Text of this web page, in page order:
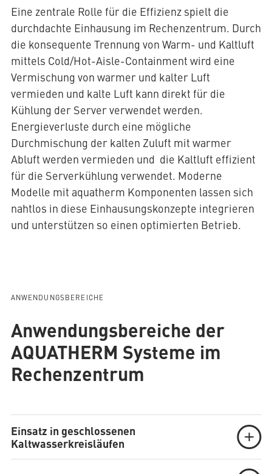
Eine zentrale Rolle für die Effizienz spielt die
durchdachte Einhausung im Rechenzentrum. Durch
die konsequente Trennung von Warm- und Kaltluft
mittels Cold/Hot-Aisle-Containment wird eine
Vermischung von warmer und kalter Luft
vermieden und kalte Luft kann direkt für die
Kühlung der Server verwendet werden.
Energieverluste durch eine mögliche
Durchmischung der kalten Zuluft mit warmer
Abluft werden vermieden und die Kaltluft effizient
für die Serverkühlung verwendet. Moderne
Modelle mit aquatherm Komponenten lassen sich
nahtlos in diese Einhausungskonzepte integrieren
und unterstützen so einen optimierten Betrieb.
ANWENDUNGSBEREICHE
Anwendungsbereiche der
AQUATHERM Systeme im
Rechenzentrum
Einsatz in geschlossenen
Kaltwasserkreisläufen